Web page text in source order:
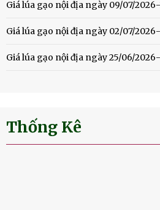
Giá lúa gạo nội địa ngày 09/07/
Giá lúa gạo nội địa ngày 02/07/
Giá lúa gạo nội địa ngày 25/06/
Thống Kê